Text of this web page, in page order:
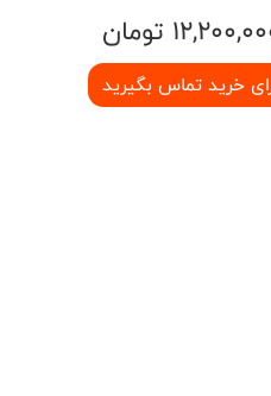
تومان
خرید تماس بگیرید